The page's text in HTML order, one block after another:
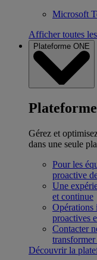
Microsoft
Afficher toutes
Plateforme ONE
Gérez et
dans une seule
Pour les
proactive
Une
et continue
Opérations
proactives
Contacter
transformer
Découvrir la